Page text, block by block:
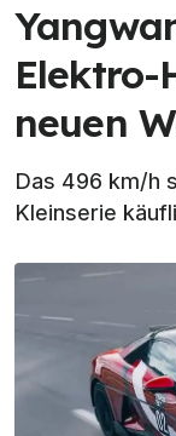
Elektro-
neuen
Das 496 km/h
Kleinserie